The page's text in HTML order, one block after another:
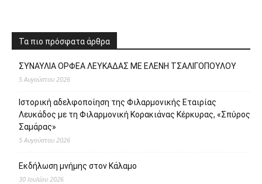
Τα πιο πρόσφατα άρθρα
ΣΥΝΑΥΛΙΑ ΟΡΦΕΑ ΛΕΥΚΑΔΑΣ ΜΕ ΕΛΕΝΗ ΤΣΑΛΙΓΟΠΟΥΛΟΥ
5 Αυγούστου 2026
Ιστορική αδελφοποίηση της Φιλαρμονικής Εταιρίας
Λευκάδος με τη Φιλαρμονική Κορακιάνας Κέρκυρας, «Σπύρος
Σαμάρας»
5 Αυγούστου 2026
Εκδήλωση μνήμης στον Κάλαμο
30 Ιουλίου 2026